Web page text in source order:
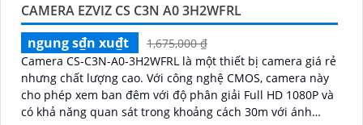
CAMERA EZVIZ CS C3N A0 3H2WFRL
ngung s₫n xu₫t
1,675,000 ₫
Camera CS-C3N-A0-3H2WFRL là một thiết bị camera giá rẻ
nhưng chất lượng cao. Với công nghệ CMOS, camera này
cho phép xem ban đêm với độ phân giải Full HD 1080P và
có khả năng quan sát trong khoảng cách 30m với ánh